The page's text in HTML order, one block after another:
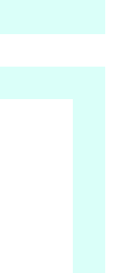
学1年生か
ます。